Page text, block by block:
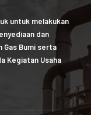
untuk melakukan
dan
Gas Bumi serta
Kegiatan Usaha